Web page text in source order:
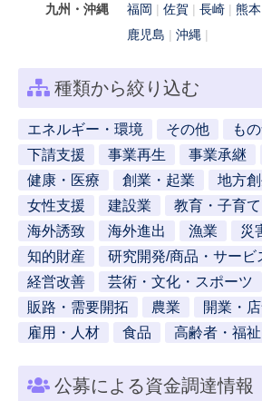
九州・沖縄
福岡 佐賀 長崎 熊本
鹿児島
沖縄
種類から絞り込む
エネルギー・環境 その他
も
下請支援
事業再生 事業承継
健康・医療
創業・起業 地方
女性支援
建設業 教育・子育て
海外誘致
海外進出 漁業 災
知的財産
研究開発/商品・サービ
経営改善
芸術・文化・スポーツ
販路・需要開拓
農業 開業・
雇用・人材
食品 高齢者・福祉
公募による資金調達情報